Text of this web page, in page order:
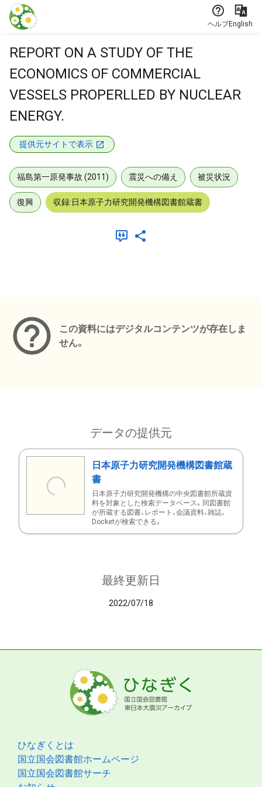
本文に飛ぶ
ヘルプEnglish
REPORT ON A STUDY OF THE
ECONOMICS OF COMMERCIAL
VESSELS PROPERLLED BY NUCLEAR
ENERGY.
提供元サイトで表示
福島第一原発事故 (2011) 震災への備え 被災状況
復興 収録:日本原子力研究開発機構図書館蔵書
この資料にはデジタルコンテンツが存在しま
せん。
データの提供元
日本原子力研究開発機構図書館蔵
書
日本原子力研究開発機構の中央図書館所蔵資
料を対象とした検索データベース。同図書館
が所蔵する図書、レポート、会議資料、雑誌、
Docketが検索できる。
最終更新日
2022/07/18
ひなぎくとは
国立国会図書館ホームページ
国立国会図書館サーチ